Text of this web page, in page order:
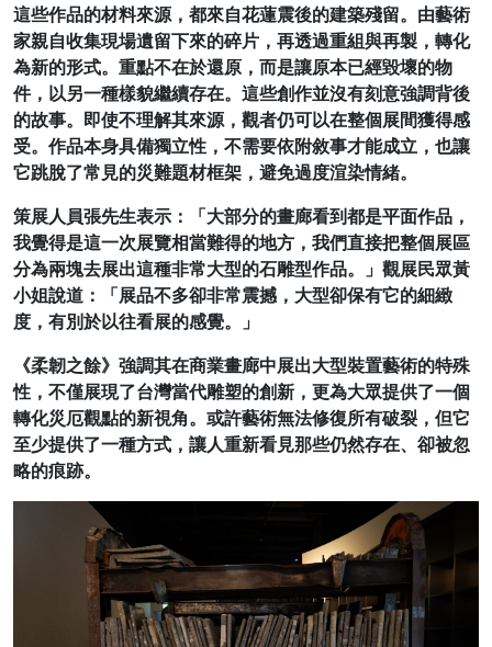
這些作品的材料來源，都來自花蓮震後的建築殘留。由藝術
家親自收集現場遺留下來的碎片，再透過重組與再製，轉化
為新的形式。重點不在於還原，而是讓原本已經毀壞的物
件，以另一種樣貌繼續存在。這些創作並沒有刻意強調背後
的故事。即使不理解其來源，觀者仍可以在整個展間獲得感
受。作品本身具備獨立性，不需要依附敘事才能成立，也讓
它跳脫了常見的災難題材框架，避免過度渲染情緒。
策展人員張先生表示：「大部分的畫廊看到都是平面作品，
我覺得是這一次展覽相當難得的地方，我們直接把整個展區
分為兩塊去展出這種非常大型的石雕型作品。」觀展民眾黃
小姐說道：「展品不多卻非常震撼，大型卻保有它的細緻
度，有別於以往看展的感覺。」
《柔韌之餘》強調其在商業畫廊中展出大型裝置藝術的特殊
性，不僅展現了台灣當代雕塑的創新，更為大眾提供了一個
轉化災厄觀點的新視角。或許藝術無法修復所有破裂，但它
至少提供了一種方式，讓人重新看見那些仍然存在、卻被忽
略的痕跡。